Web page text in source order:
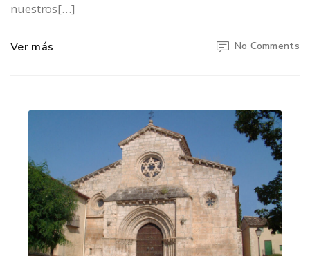
nuestros[…]
Ver más No Comments